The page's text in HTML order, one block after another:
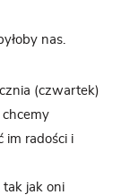
nas.
(czwartek)
im radości i
tak jak oni